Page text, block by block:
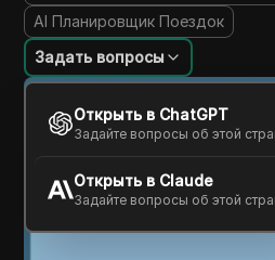
AI Планировщик Поездок
Задать вопросы
Открыть в ChatGPT
Задайте вопросы об этой
Открыть в Claude
Задайте вопросы об этой